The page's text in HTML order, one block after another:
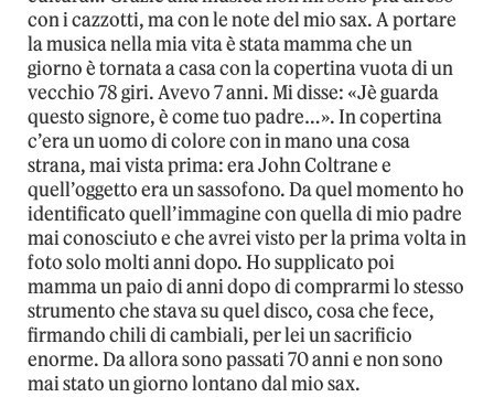
con i cazzotti, ma con le note del mio sax. A portare
la musica nella mia vita è stata mamma che un
giorno è tornata a casa con la copertina vuota di un
vecchio 78 giri. Avevo 7 anni. Mi disse: «Jè guarda
questo signore, è come tuo padre…». In copertina
c’era un uomo di colore con in mano una cosa
strana, mai vista prima: era John Coltrane e
quell’oggetto era un sassofono. Da quel momento ho
identificato quell’immagine con quella di mio padre
mai conosciuto e che avrei visto per la prima volta in
foto solo molti anni dopo. Ho supplicato poi
mamma un paio di anni dopo di comprarmi lo stesso
strumento che stava su quel disco, cosa che fece,
firmando chili di cambiali, per lei un sacrificio
enorme. Da allora sono passati 70 anni e non sono
mai stato un giorno lontano dal mio sax.